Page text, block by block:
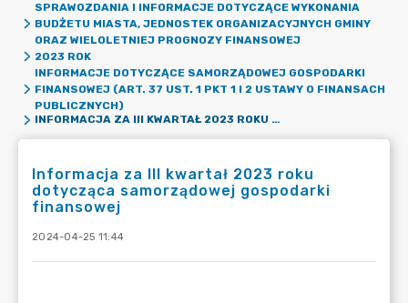
SPRAWOZDANIA I INFORMACJE DOTYCZĄCE WYKONANIA
BUDŻETU MIASTA, JEDNOSTEK ORGANIZACYJNYCH GMINY
ORAZ WIELOLETNIEJ PROGNOZY FINANSOWEJ
2023 ROK
INFORMACJE DOTYCZĄCE SAMORZĄDOWEJ GOSPODARKI
FINANSOWEJ (ART. 37 UST. 1 PKT 1 I 2 USTAWY O FINANSACH
PUBLICZNYCH)
INFORMACJA ZA III KWARTAŁ 2023 ROKU DOTYCZĄCA SAMORZĄDOWEJ GOSPODARKI FINANSOWEJ
Informacja za III kwartał 2023 roku
dotycząca samorządowej gospodarki
finansowej
2024-04-25 11:44